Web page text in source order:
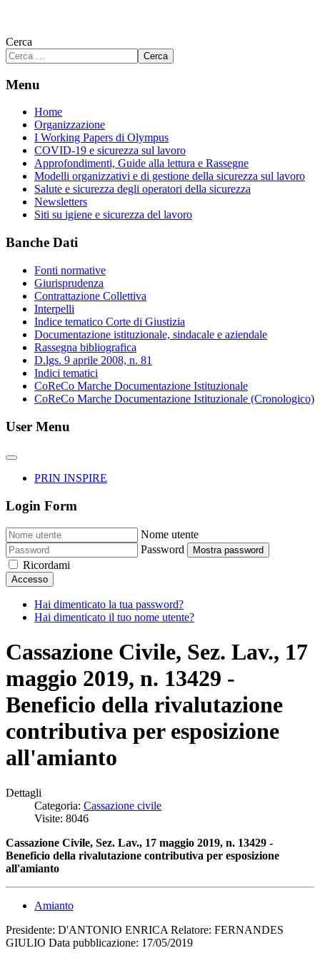
Cerca
Cerca
Menu
Home
Organizzazione
I Working Papers di Olympus
COVID-19 e sicurezza sul lavoro
Approfondimenti, Guide alla lettura e Rassegne
Modelli organizzativi e di gestione della sicurezza sul lavoro
Salute e sicurezza degli operatori della sicurezza
Newsletters
Siti su igiene e sicurezza del lavoro
Banche Dati
Fonti normative
Giurisprudenza
Contrattazione Collettiva
Interpelli
Indice tematico Corte di Giustizia
Documentazione istituzionale, sindacale e aziendale
Rassegna bibliografica
D.lgs. 9 aprile 2008, n. 81
Indici tematici
CoReCo Marche Documentazione Istituzionale
CoReCo Marche Documentazione Istituzionale (Cronologico)
User Menu
PRIN INSPIRE
Login Form
Nome utente
Password
Mostra password
Ricordami
Accesso
Hai dimenticato la tua password?
Hai dimenticato il tuo nome utente?
Cassazione Civile, Sez. Lav., 17
maggio 2019, n. 13429 -
Beneficio della rivalutazione
contributiva per esposizione
all'amianto
Dettagli
Categoria: Cassazione civile
Visite: 8046
Cassazione Civile, Sez. Lav., 17 maggio 2019, n. 13429 -
Beneficio della rivalutazione contributiva per esposizione
all'amianto
Amianto
Presidente: D'ANTONIO ENRICA Relatore: FERNANDES
GIULIO Data pubblicazione: 17/05/2019